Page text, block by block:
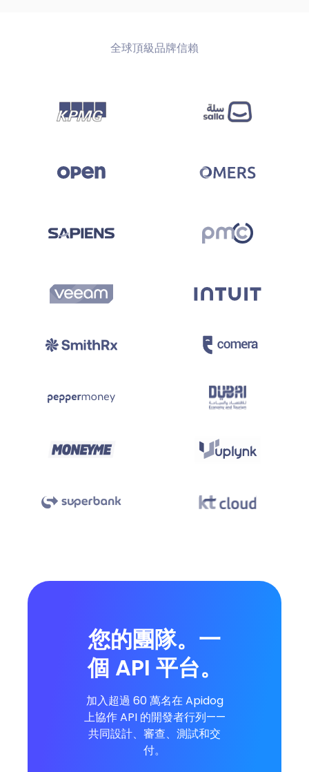
全球頂級品牌信賴
您的團隊。一
個 API 平台。
加入超過 60 萬名在 Apidog
上協作 API 的開發者行列——
共同設計、審查、測試和交
付。